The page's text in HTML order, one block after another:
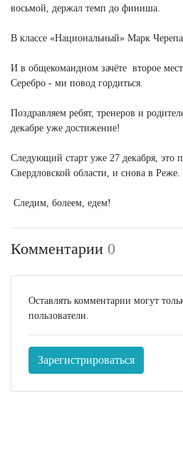
восьмой, держал темп до финиша.
В классе «Национальный» Марк
И в общекомандном зачёте второе
Серебро - ми повод гордиться.
Поздравляем ребят, тренеров и
декабре уже достижение!
Следующий старт уже 27 декабря, это
Свердловской области, и снова в Реже.
Следим, болеем, едем!
Комментарии 0
Оставлять комментарии могут
пользователи.
Зарегистрироваться